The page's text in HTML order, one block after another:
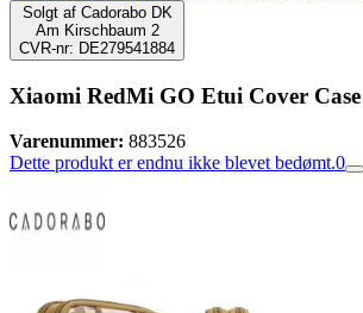
Solgt af Cadorabo DK
Am Kirschbaum 2
CVR-nr: DE279541884
Xiaomi RedMi GO Etui Cover Case
Varenummer: 883526
Dette produkt er endnu ikke blevet bedømt.0